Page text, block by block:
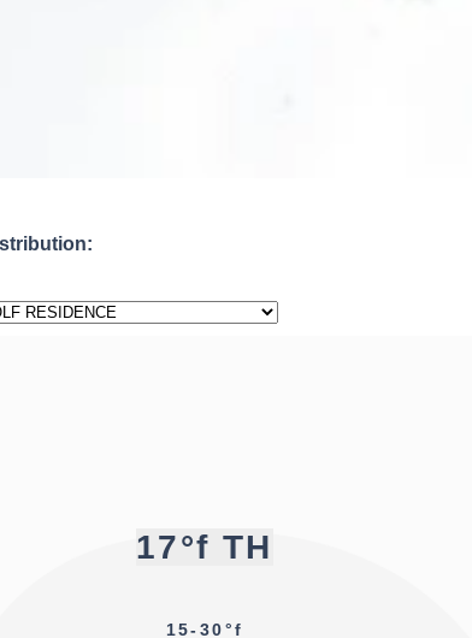
17°f TH
15-30°f